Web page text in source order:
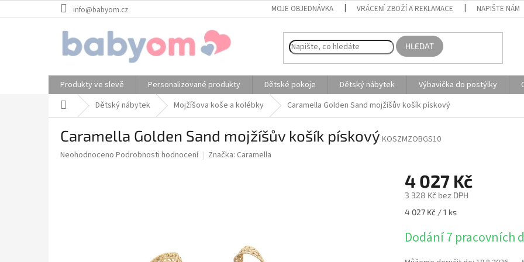
na
info@babyom.cz MOJE OBJEDNÁVKA VRÁCENÍ ZBOŽÍ A REKLAMACE NAPIŠTE NÁM
HLEDAT
Produkty ve slevě Personalizované produkty Dětské pokoje Dětský nábytek Výbavička do postýlky
Domů Dětský nábytek Mojžíšova koše a kolébky Caramella Golden Sand mojžíšův košík pískový
Caramella Golden Sand mojžíšův košík pískový KOSZMZOBGS10
Průměrné
Neohodnoceno Podrobnosti hodnocení Značka: Caramella
4 027 Kč
3 328 Kč bez DPH
Měrná
4 027 Kč / 1 ks
Dodání 7 pracovních